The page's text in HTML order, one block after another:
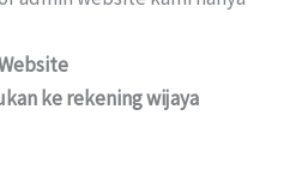
ke rekening wijaya